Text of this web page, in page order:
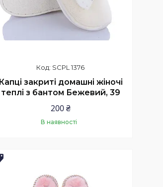
SCPL 1376
Капці закриті домашні жіночі
теплі з бантом Бежевий, 39
200 ₴
В наявності